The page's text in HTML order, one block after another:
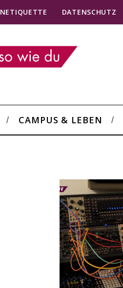
NETIQUETTE DATENSCHUTZ
CAMPUS & LEBEN